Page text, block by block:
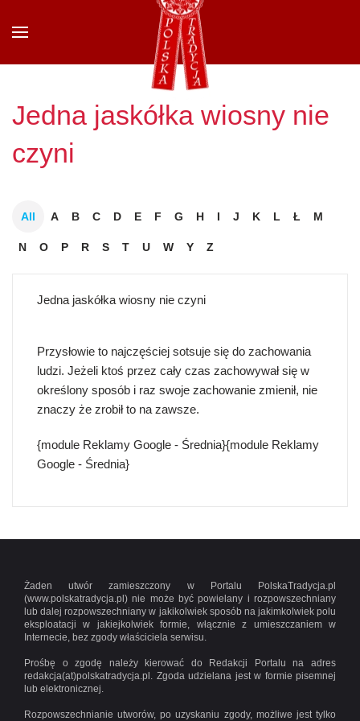
Przejdź do głównej treści
Jedna jaskółka wiosny nie
czyni
All A B C D E F G H I J K L Ł M
N O P R S T U W Y Z
Jedna jaskółka wiosny nie czyni
Przysłowie to najczęściej sotsuje się do zachowania
ludzi. Jeżeli ktoś przez cały czas zachowywał się w
określony sposób i raz swoje zachowanie zmienił, nie
znaczy że zrobił to na zawsze.
{module Reklamy Google - Średnia}{module Reklamy
Google - Średnia}
Żaden utwór zamieszczony w Portalu PolskaTradycja.pl
(www.polskatradycja.pl) nie może być powielany i rozpowszechniany
lub dalej rozpowszechniany w jakikolwiek sposób na jakimkolwiek polu
eksploatacji w jakiejkolwiek formie, włącznie z umieszczaniem w
Internecie, bez zgody właściciela serwisu.
Prośbę o zgodę należy kierować do Redakcji Portalu na adres
redakcja(at)polskatradycja.pl. Zgoda udzielana jest w formie pisemnej
lub elektronicznej.
Rozpowszechnianie utworów, po uzyskaniu zgody, możliwe jest tylko